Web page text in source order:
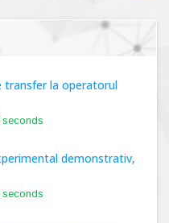
transfer la operatorul
seconds
demonstrativ,
seconds